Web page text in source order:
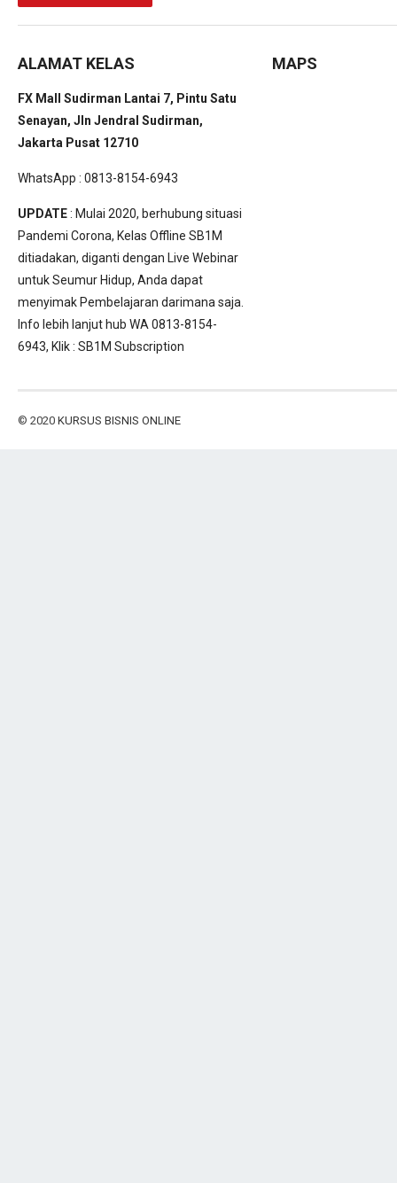
ALAMAT KELAS
FX Mall Sudirman Lantai 7, Pintu Satu
Senayan, Jln Jendral Sudirman,
Jakarta Pusat 12710
WhatsApp : 0813-8154-6943
UPDATE: Mulai 2020, berhubung situasi
Pandemi Corona, Kelas Offline SB1M
ditiadakan, diganti dengan Live Webinar
untuk Seumur Hidup, Anda dapat
menyimak Pembelajaran darimana saja.
Info lebih lanjut hub WA 0813-8154-
6943, Klik : SB1M Subscription
MAPS
© 2020 KURSUS BISNIS ONLINE